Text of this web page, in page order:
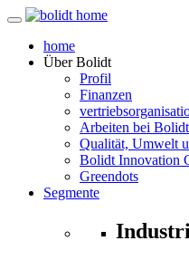
home
ÜberBolidt
Profil
Finanzen
Arbeiten bei Bolidt
Qualität, Umwelt
Bolidt Innovation
Greendots
Segmente